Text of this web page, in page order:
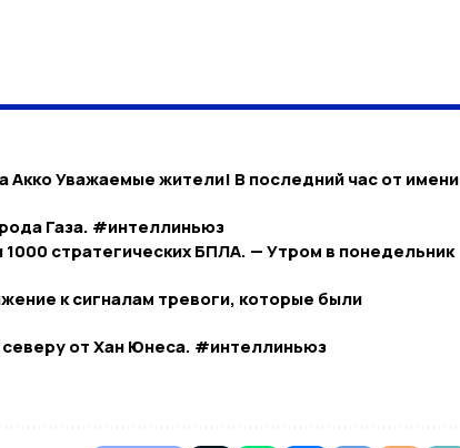
Уважаемые жители! В последний час от имени
Газа. #интеллиньюз
стратегических БПЛА. — Утром в понедельник
к сигналам тревоги, которые были
от Хан Юнеса. #интеллиньюз